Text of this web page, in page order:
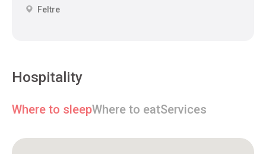
Feltre
Hospitality
Where to sleepWhere to eatServices